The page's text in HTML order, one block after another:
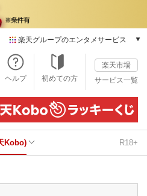
楽天グループのエンタメサービス
本/ゲーム/CD/DVD
楽天ブックス
電子書籍
楽天Kobo
雑誌読み放題
楽天ミュージック
楽天TV
ヘルプ 初めての方
楽天市場
サービス一覧
Kobo) R18+